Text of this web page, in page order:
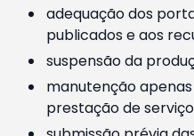
adequação dos
publicados e aos
suspensão da
manutenção
prestação de